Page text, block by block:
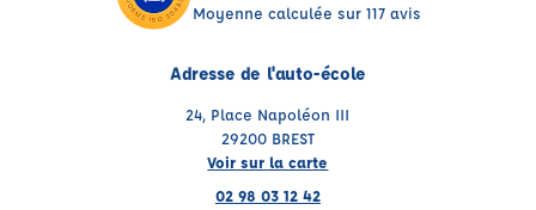
Moyenne calculée sur 117 avis
Adresse de l'auto-école
24, Place Napoléon III
29200 BREST
Voir sur la carte
02 98 03 12 42